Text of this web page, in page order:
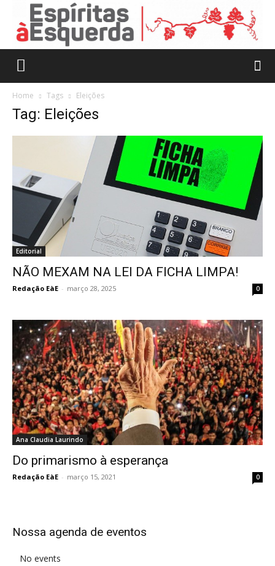
Home Tags Eleições
Tag: Eleições
Editorial
NÃO MEXAM NA LEI DA FICHA LIMPA!
Redação EàE - março 28, 2025 0
Ana Claudia Laurindo
Do primarismo à esperança
Redação EàE - março 15, 2021 0
Nossa agenda de eventos
No events